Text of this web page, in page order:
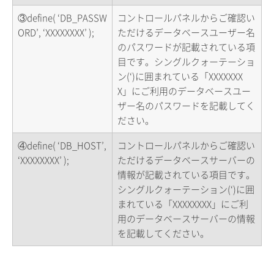
③define( ‘DB_PASSW
ORD’, ‘XXXXXXXX’ );
コントロールパネルからご確認い
ただけるデータベースユーザー名
のパスワードが記載されている項
目です。シングルクォーテーショ
ン(‘)に囲まれている「XXXXXXX
X」にご利用のデータベースユー
ザー名のパスワードを記載してく
ださい。
④define( ‘DB_HOST’,
‘XXXXXXXX’ );
コントロールパネルからご確認い
ただけるデータベースサーバーの
情報が記載されている項目です。
シングルクォーテーション(‘)に囲
まれている「XXXXXXXX」にご利
用のデータベースサーバーの情報
を記載してください。